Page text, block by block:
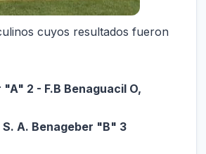
cuyos resultados fueron
"A" 2 - F.B Benaguacil O,
A. Benageber "B" 3